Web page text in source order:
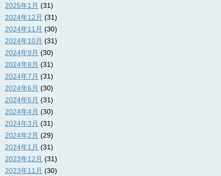
2025年1月 (31)
2024年12月 (31)
2024年11月 (30)
2024年10月 (31)
2024年9月 (30)
2024年8月 (31)
2024年7月 (31)
2024年6月 (30)
2024年5月 (31)
2024年4月 (30)
2024年3月 (31)
2024年2月 (29)
2024年1月 (31)
2023年12月 (31)
2023年11月 (30)